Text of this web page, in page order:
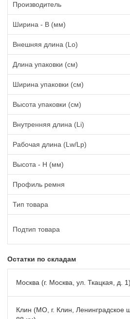
Производитель
Ширина - B (мм)
Внешняя длина (Lo)
Длина упаковки (см)
Ширина упаковки (см)
Высота упаковки (см)
Внутренняя длина (Li)
Рабочая длина (Lw/Lp)
Высота - H (мм)
Профиль ремня
Тип товара
Подтип товара
Остатки по складам
Москва (г. Москва, ул. Ткацкая, д. 1)
Клин (МО, г. Клин, Ленинградское